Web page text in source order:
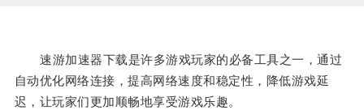
速游加速器下载是许多游戏玩家的必备工具之一，通过
自动优化网络连接，提高网络速度和稳定性，降低游戏延
迟，让玩家们更加顺畅地享受游戏乐趣。